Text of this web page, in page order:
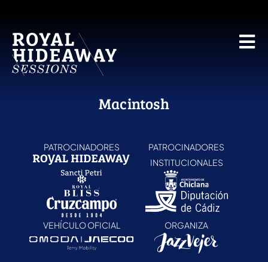
Macintosh
ORGANIZA
PATROCINADORES
PATROCINADORES
INSTITUCIONALES
VEHÍCULO OFICIAL